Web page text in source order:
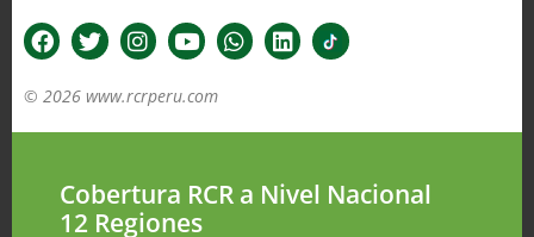
© 2026 www.rcrperu.com
Cobertura RCR a Nivel Nacional
12 Regiones